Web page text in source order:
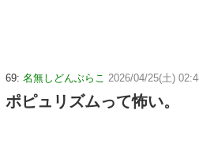
69: 名無しどんぶらこ 2026/04/25(土)
ポピュリズムって怖い。